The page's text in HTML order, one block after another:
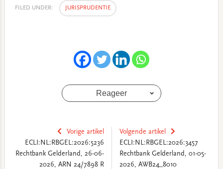
FILED UNDER: JURISPRUDENTIE
Reageer
Vorige artikel
ECLI:NL:RBGEL:2026:5236
Rechtbank Gelderland, 26-06-
2026, ARN 24/7898 R
Volgende artikel
ECLI:NL:RBGEL:2026:3457
Rechtbank Gelderland, 01-05-
2026, AWB24_8010